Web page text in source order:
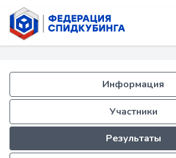
Информация
Участники
Результаты